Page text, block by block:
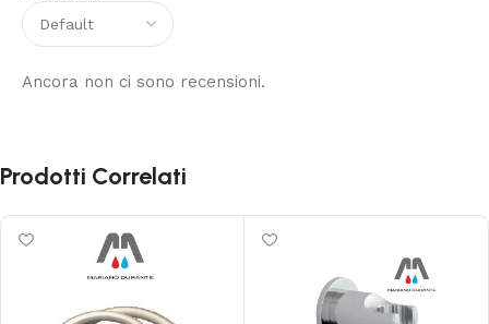
Ancora non ci sono recensioni.
Prodotti Correlati